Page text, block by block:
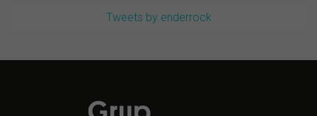
Tweets by enderrock